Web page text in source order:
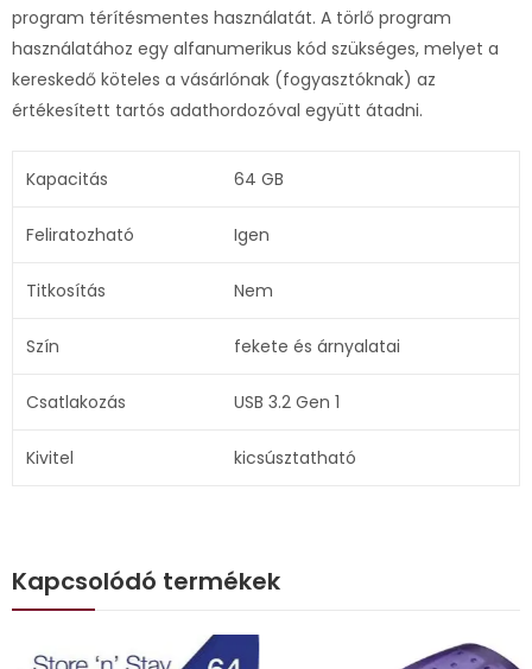
program térítésmentes használatát. A törlő program
használatához egy alfanumerikus kód szükséges, melyet a
kereskedő köteles a vásárlónak (fogyasztóknak) az
értékesített tartós adathordozóval együtt átadni.
Kapacitás 64 GB
Feliratozható Igen
Titkosítás Nem
Szín fekete és árnyalatai
Csatlakozás USB 3.2 Gen 1
Kivitel kicsúsztatható
Kapcsolódó termékek